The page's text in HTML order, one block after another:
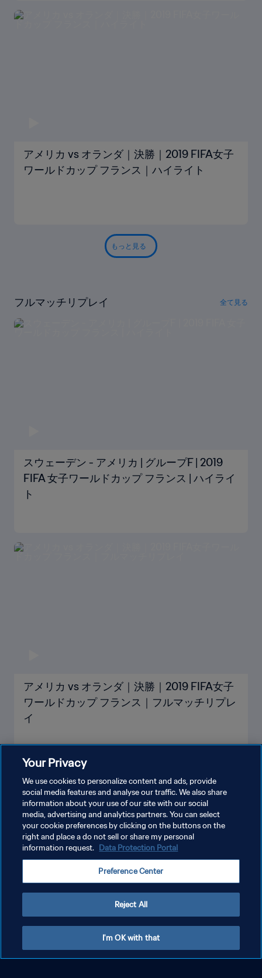
アメリカ vs オランダ｜決勝｜2019 FIFA女子
ワールドカップ フランス｜ハイライト
もっと見る
フルマッチリプレイ 全て見る
スウェーデン - アメリカ | グループF | 2019
FIFA 女子ワールドカップ フランス | ハイライ
ト
アメリカ vs オランダ｜決勝｜2019 FIFA女子
ワールドカップ フランス｜フルマッチリプレ
イ
もっと見る
サービス利用規約
Your Privacy
We use cookies to personalize content and ads, provide
social media features and analyse our traffic. We also share
information about your use of our site with our social
media, advertising and analytics partners. You can select
your cookie preferences by clicking on the buttons on the
right and place a do not sell or share my personal
information request. Data Protection Portal
Preference Center
Reject All
I'm OK with that